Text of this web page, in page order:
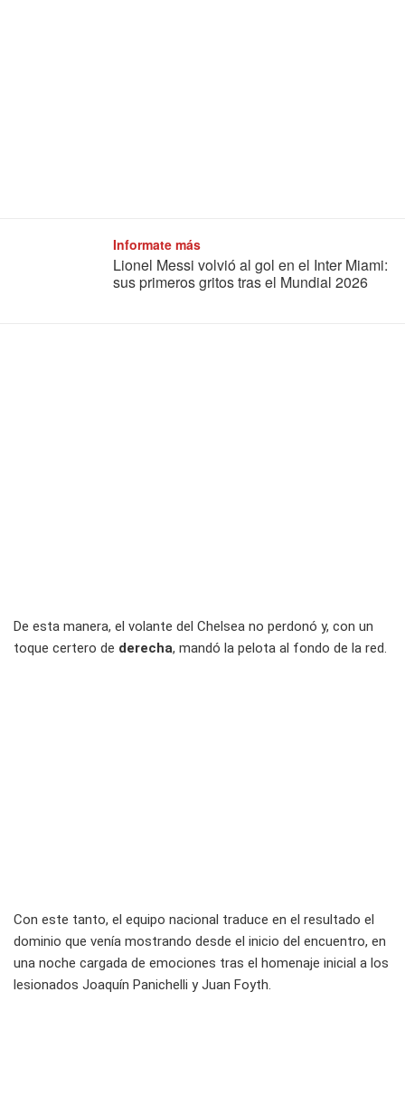
Informate más
Lionel Messi volvió al gol en el Inter Miami:
sus primeros gritos tras el Mundial 2026
De esta manera, el volante del Chelsea no perdonó y, con un
toque certero de derecha, mandó la pelota al fondo de la red.
Con este tanto, el equipo nacional traduce en el resultado el
dominio que venía mostrando desde el inicio del encuentro, en
una noche cargada de emociones tras el homenaje inicial a los
lesionados Joaquín Panichelli y Juan Foyth.